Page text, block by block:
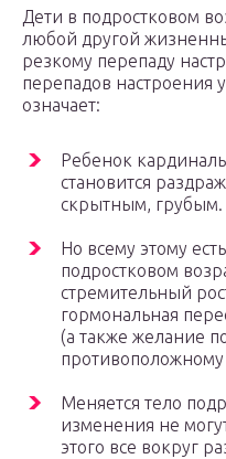
Дети в подростковом
любой другой
резкому перепаду
перепадов настроения
означает:
Ребенок
становится
скрытным, грубым.
Но всему этому
подростковом
стремительный
гормональная
(а также желание
противоположному
Меняется тело
изменения не
этого все вокруг